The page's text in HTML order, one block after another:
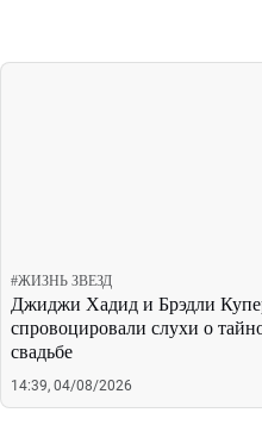
#ЖИЗНЬ ЗВЕЗД
Джиджи Хадид и Брэдли
спровоцировали слухи о
свадьбе
14:39, 04/08/2026